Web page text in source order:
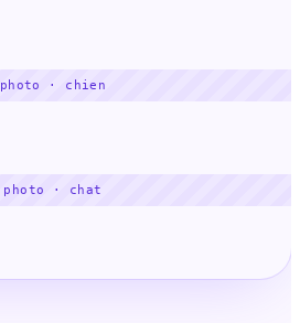
photo · chien
photo · chat